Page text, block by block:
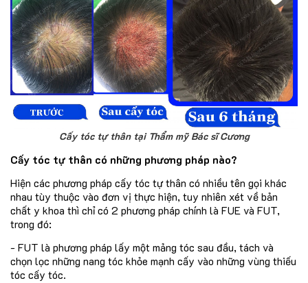
Cấy tóc tự thân tại Thẩm mỹ Bác sĩ Cương
Cấy tóc tự thân có những phương pháp nào?
Hiện các phương pháp cấy tóc tự thân có nhiều tên gọi khác
nhau tùy thuộc vào đơn vị thực hiện, tuy nhiên xét về bản
chất y khoa thì chỉ có 2 phương pháp chính là FUE và FUT,
trong đó:
- FUT là phương pháp lấy một mảng tóc sau đầu, tách và
chọn lọc những nang tóc khỏe mạnh cấy vào những vùng thiếu
tóc cấy tóc.